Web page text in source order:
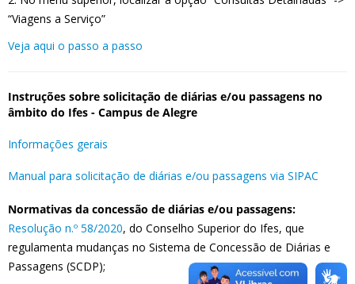
“Viagens a Serviço”
Veja aqui o passo a passo
Instruções sobre solicitação de diárias e/ou passagens no
âmbito do Ifes - Campus de Alegre
Informações gerais
Manual para solicitação de diárias e/ou passagens via SIPAC
Normativas da concessão de diárias e/ou passagens:
Resolução n.º 58/2020, do Conselho Superior do Ifes, que
regulamenta mudanças no Sistema de Concessão de Diárias e
Passagens (SCDP);